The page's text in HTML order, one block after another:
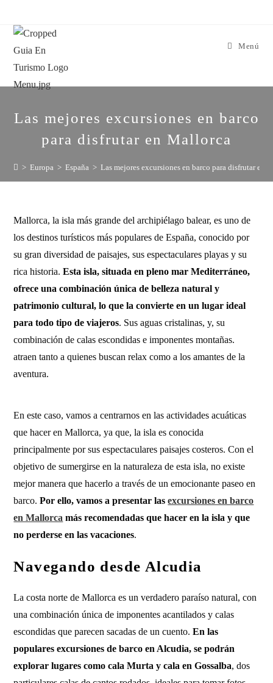
Menú
Las mejores excursiones en barco
para disfrutar en Mallorca
> Europa > España > Las mejores excursiones en barco para disfrutar en
Mallorca, la isla más grande del archipiélago balear, es uno de
los destinos turísticos más populares de España, conocido por
su gran diversidad de paisajes, sus espectaculares playas y su
rica historia. Esta isla, situada en pleno mar Mediterráneo,
ofrece una combinación única de belleza natural y
patrimonio cultural, lo que la convierte en un lugar ideal
para todo tipo de viajeros. Sus aguas cristalinas, y, su
combinación de calas escondidas e imponentes montañas.
atraen tanto a quienes buscan relax como a los amantes de la
aventura.
En este caso, vamos a centrarnos en las actividades acuáticas
que hacer en Mallorca, ya que, la isla es conocida
principalmente por sus espectaculares paisajes costeros. Con el
objetivo de sumergirse en la naturaleza de esta isla, no existe
mejor manera que hacerlo a través de un emocionante paseo en
barco.Por ello, vamos a presentar lasexcursiones en barco
en Mallorca más recomendadas que hacer en la isla y que
no perderse en las vacaciones.
Navegando desde Alcudia
La costa norte de Mallorca es un verdadero paraíso natural, con
una combinación única de imponentes acantilados y calas
escondidas que parecen sacadas de un cuento.En las
populares excursiones de barco en Alcudia, se podrán
explorar lugares como cala Murta y cala en Gossalba, dos